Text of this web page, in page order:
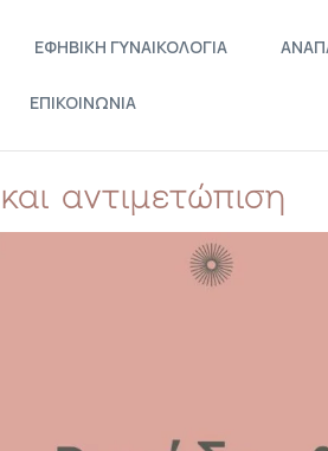
ΕΦΗΒΙΚΗ ΓΥΝΑΙΚΟΛΟΓΙΑ
ΕΠΙΚΟΙΝΩΝΙΑ
αντιμετώπιση